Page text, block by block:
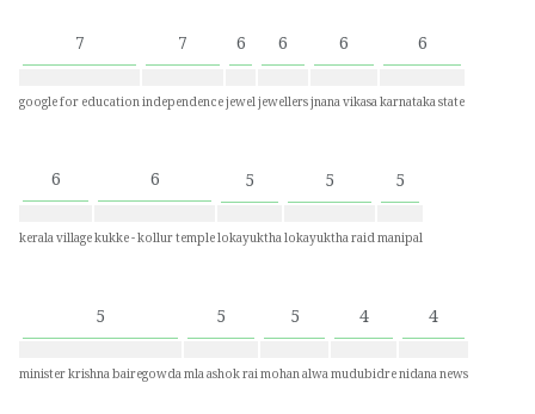
7
google for education
7
independence
6
jewel
6
jewellers
6
jnana vikasa
6
karnataka state
6
kerala village
6
kukke - kollur temple
5
lokayuktha
5
lokayuktha raid
5
manipal
5
minister krishna bairegowda
5
mla ashok rai
5
mohan alwa
4
mudubidre
4
nidana news